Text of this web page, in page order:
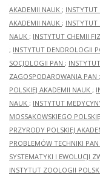
AKADEMII NAUK ; INSTYTUT
AKADEMII NAUK ; INSTYTUT
NAUK ; INSTYTUT CHEMII
; INSTYTUT DENDROLOGII
SOCJOLOGII PAN ;
ZAGOSPODAROWANIA PAN ;
POLSKIEJ AKADEMII NAUK ;
NAUK ; INSTYTUT
MOSSAKOWSKIEGO
PRZYRODY POLSKIEJ
PROBLEMÓW TECHNIKI PAN
SYSTEMATYKI I EWOLUCJI
INSTYTUT ZOOLOGII